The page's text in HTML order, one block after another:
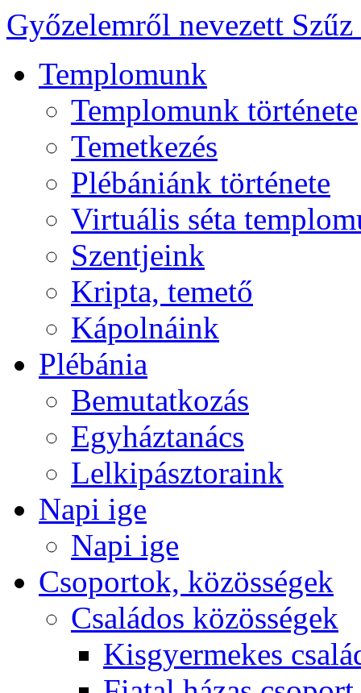
Győzelemről nevezett
Templomunk
Templomunk története
Temetkezés
Plébániánk története
Virtuális séta
Szentjeink
Kripta, temető
Kápolnáink
Plébánia
Bemutatkozás
Egyháztanács
Lelkipásztoraink
Napi ige
Napi ige
Csoportok, közösségek
Családos közösségek
Kisgyermekes